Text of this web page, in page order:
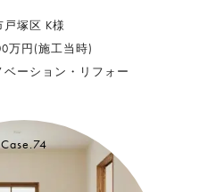
塚区 K様
万円(施工当時)
ーション・リフォー
Case.74